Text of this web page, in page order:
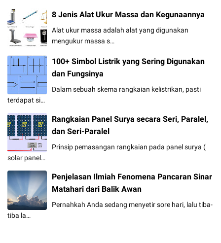
8 Jenis Alat Ukur Massa dan Kegunaannya
Alat ukur massa adalah alat yang digunakan
mengukur massa s…
100+ Simbol Listrik yang Sering Digunakan
dan Fungsinya
Dalam sebuah skema rangkaian kelistrikan, pasti
terdapat si…
Rangkaian Panel Surya secara Seri, Paralel,
dan Seri-Paralel
Prinsip pemasangan rangkaian pada panel surya (
solar panel…
Penjelasan Ilmiah Fenomena Pancaran Sinar
Matahari dari Balik Awan
Pernahkah Anda sedang menyetir sore hari, lalu tiba-
tiba la…